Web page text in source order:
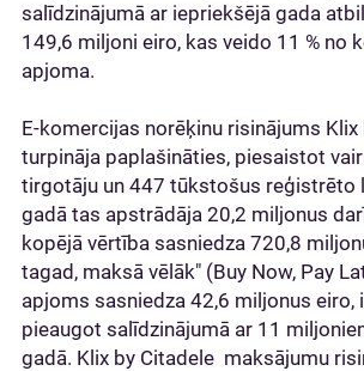
salīdzinājumā ar iepriekšējā gada
149,6 miljoni eiro, kas veido 11 % no
apjoma.
E-komercijas norēķinu risinājums Klix
turpināja paplašināties, piesaistot
tirgotāju un 447 tūkstošus reģistrēto
gadā tas apstrādāja 20,2 miljonus
kopējā vērtība sasniedza 720,8
tagad, maksā vēlāk" (Buy Now, Pay
apjoms sasniedza 42,6 miljonus eiro,
pieaugot salīdzinājumā ar 11
gadā. Klix by Citadele maksājumu